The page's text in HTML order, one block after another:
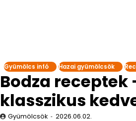
Gyümölcs infó Hazai gyümölcsök
Bodza receptek
klasszikus
Gyümölcsök 2026.06.02.